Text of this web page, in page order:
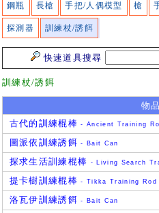
鋼瓶 長槍 手把/人偶模型 槍
探測器 訓練杖/誘餌
快速道具搜尋
訓練杖/誘餌
物
古代的訓練棍棒 - Ancient Training
圖派依訓練誘餌 - Bait Can
探求生活訓練棍棒 - Living Search
提卡樹訓練棍棒 - Tikka Training Rod
洛瓦伊訓練誘餌 - Bait Can